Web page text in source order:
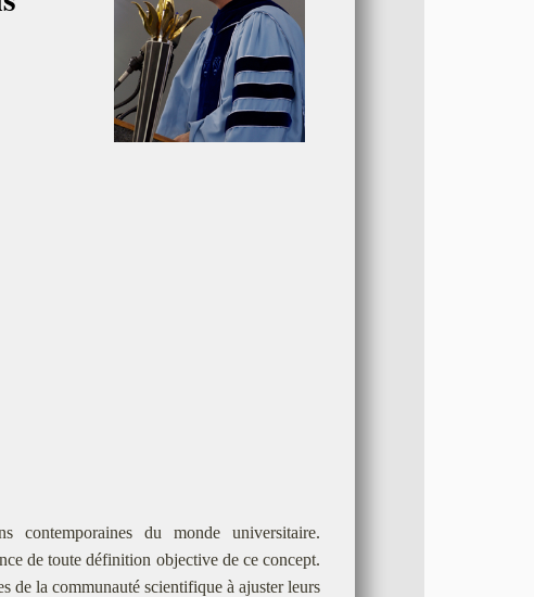
contemporaines du monde universitaire.
de toute définition objective de ce concept.
de la communauté scientifique à ajuster leurs